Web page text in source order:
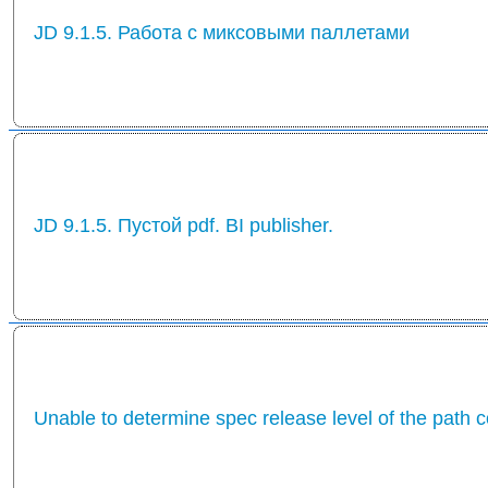
JD 9.1.5. Работа с миксовыми паллетами
JD 9.1.5. Пустой pdf. BI publisher.
Unable to determine spec release level of the path